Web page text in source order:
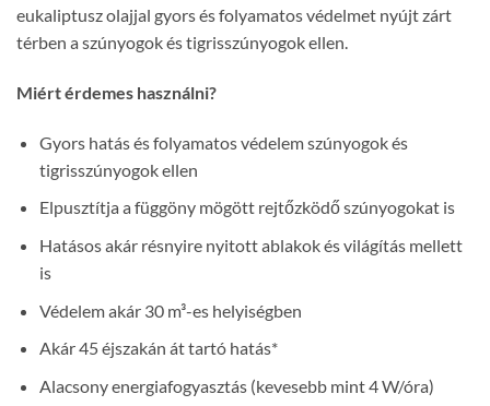
eukaliptusz olajjal gyors és folyamatos védelmet nyújt zárt
térben a szúnyogok és tigrisszúnyogok ellen.
Miért érdemes használni?
Gyors hatás és folyamatos védelem szúnyogok és
tigrisszúnyogok ellen
Elpusztítja a függöny mögött rejtőzködő szúnyogokat is
Hatásos akár résnyire nyitott ablakok és világítás mellett
is
Védelem akár 30 m³-es helyiségben
Akár 45 éjszakán át tartó hatás*
Alacsony energiafogyasztás (kevesebb mint 4 W/óra)